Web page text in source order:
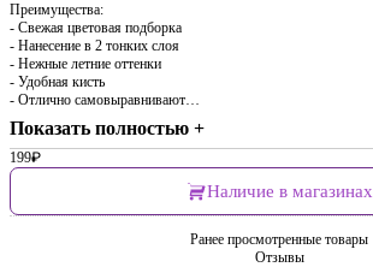
Преимущества:
- Свежая цветовая подборка
- Нанесение в 2 тонких слоя
- Нежные летние оттенки
- Удобная кисть
- Отлично самовыравнивают…
Показать полностью +
199₽
Наличие в магазинах
Ранее просмотренные товары
Отзывы